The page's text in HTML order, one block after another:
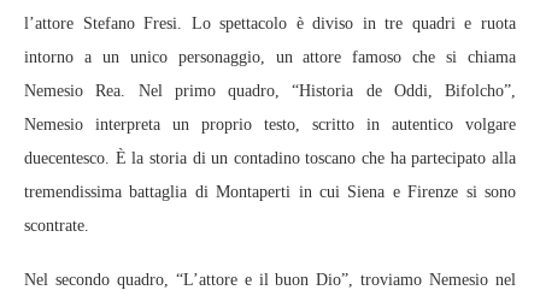
l’attore Stefano Fresi. Lo spettacolo è diviso in tre quadri e ruota
intorno a un unico personaggio, un attore famoso che si chiama
Nemesio Rea. Nel primo quadro, “Historia de Oddi, Bifolcho”,
Nemesio interpreta un proprio testo, scritto in autentico volgare
duecentesco. È la storia di un contadino toscano che ha partecipato alla
tremendissima battaglia di Montaperti in cui Siena e Firenze si sono
scontrate.
Nel secondo quadro, “L’attore e il buon Dio”, troviamo Nemesio nel